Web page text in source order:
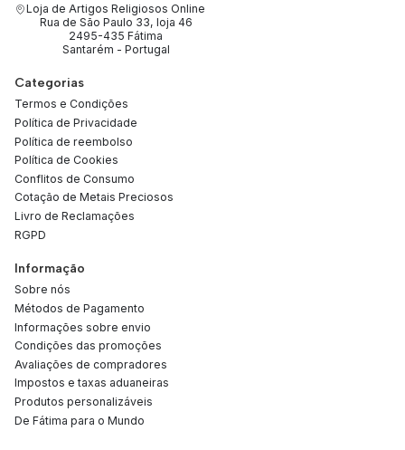
Loja de Artigos Religiosos Online
Rua de São Paulo 33, loja 46
2495-435 Fátima
Santarém - Portugal
Categorias
Termos e Condições
Política de Privacidade
Política de reembolso
Política de Cookies
Conflitos de Consumo
Cotação de Metais Preciosos
Livro de Reclamações
RGPD
Informação
Sobre nós
Métodos de Pagamento
Informações sobre envio
Condições das promoções
Avaliações de compradores
Impostos e taxas aduaneiras
Produtos personalizáveis
De Fátima para o Mundo